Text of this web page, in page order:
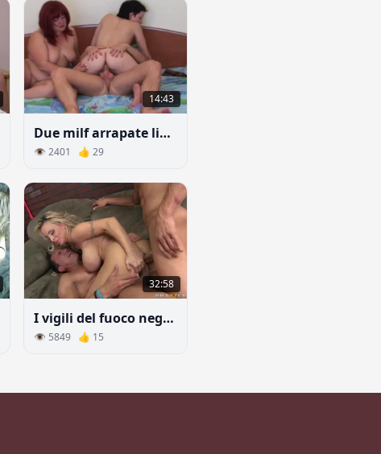
14:43
Due milf arrapate limonano a letto con fidanzato
👁 2401 👍 29
32:58
I vigili del fuoco negli spogliatoi scopano donna con grandi tette naturali
👁 5849 👍 15